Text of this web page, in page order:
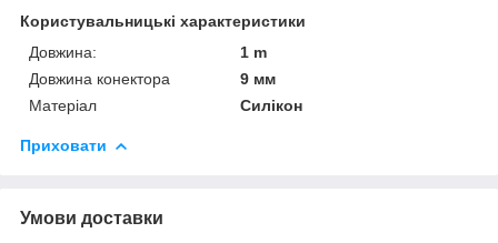
Користувальницькі характеристики
Довжина:
1 m
Довжина конектора
9 мм
Матеріал
Силікон
Приховати
Умови доставки